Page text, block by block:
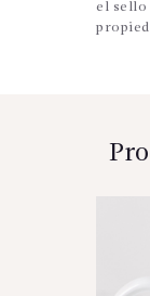
el sello